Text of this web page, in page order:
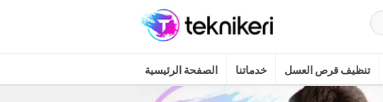
الصفحة الرئيسية خدماتنا تنظيف قرص العسل